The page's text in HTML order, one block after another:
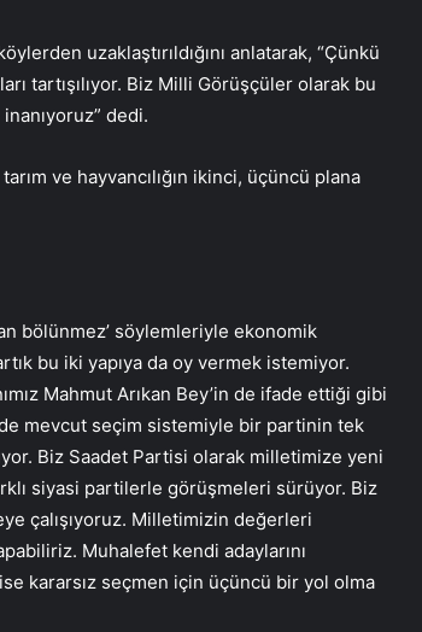
uzaklaştırıldığını anlatarak, “Çünkü
tartışılıyor. Biz Milli Görüşçüler olarak bu
dedi.
ve hayvancılığın ikinci, üçüncü plana
bölünmez’ söylemleriyle ekonomik
bu iki yapıya da oy vermek istemiyor.
Mahmut Arıkan Bey’in de ifade ettiği gibi
mevcut seçim sistemiyle bir partinin tek
Biz Saadet Partisi olarak milletimize yeni
siyasi partilerle görüşmeleri sürüyor. Biz
çalışıyoruz. Milletimizin değerleri
Muhalefet kendi adaylarını
kararsız seçmen için üçüncü bir yol olma